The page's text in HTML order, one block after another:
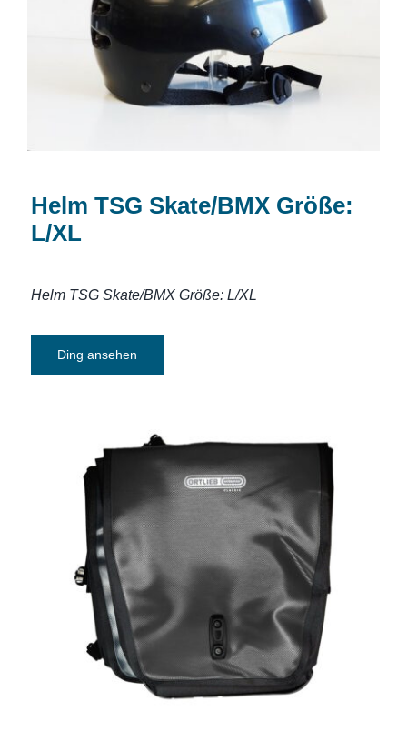
Helm TSG Skate/BMX Größe: L/XL
Helm TSG Skate/BMX Größe:
L/XL
Helm TSG Skate/BMX Größe: L/XL
Ding ansehen
Fahrrad-Gepäckträgertaschen ORTLIEB
Back-Roller Classic